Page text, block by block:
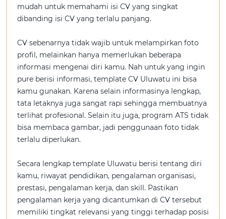
mudah untuk memahami isi CV yang singkat
dibanding isi CV yang terlalu panjang.
CV sebenarnya tidak wajib untuk melampirkan foto
profil, melainkan hanya memerlukan beberapa
informasi mengenai diri kamu. Nah untuk yang ingin
pure berisi informasi, template CV Uluwatu ini bisa
kamu gunakan. Karena selain informasinya lengkap,
tata letaknya juga sangat rapi sehingga membuatnya
terlihat profesional. Selain itu juga, program ATS tidak
bisa membaca gambar, jadi penggunaan foto tidak
terlalu diperlukan.
Secara lengkap template Uluwatu berisi tentang diri
kamu, riwayat pendidikan, pengalaman organisasi,
prestasi, pengalaman kerja, dan skill. Pastikan
pengalaman kerja yang dicantumkan di CV tersebut
memiliki tingkat relevansi yang tinggi terhadap posisi